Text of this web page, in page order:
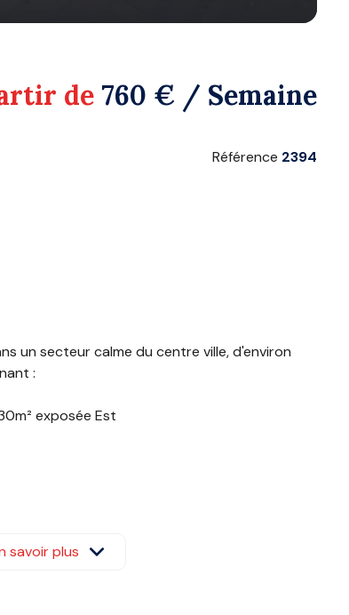
de 760 € / Semaine
Référence 2394
un secteur calme du centre ville, d'environ
:
exposée Est
onde, quatre plaques à induction,
lave linge séchant, WIFI. Chauffage
savoir plus